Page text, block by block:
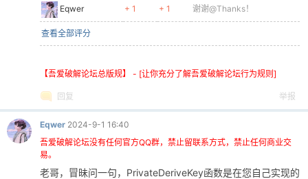
Eqwer + 1 + 1 谢谢@Thanks！
查看全部评分
【吾爱破解论坛总版规】 - [让你充分了解吾爱破解论坛行为规则]
回复 举报
Eqwer 2024-9-1 16:40
吾爱破解论坛没有任何官方QQ群，禁止留联系方式，禁止任何商业交
易。
老哥，冒昧问一句，PrivateDeriveKey函数是在您自己实现的